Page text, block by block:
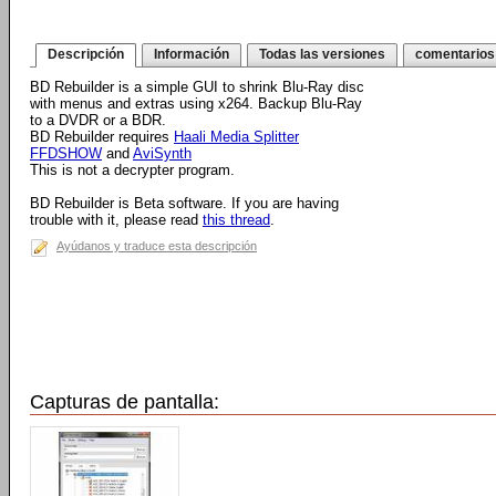
Descripción Información Todas las versiones comentarios
BD Rebuilder is a simple GUI to shrink Blu-Ray disc
with menus and extras using x264. Backup Blu-Ray
to a DVDR or a BDR.
BD Rebuilder requires Haali Media Splitter
FFDSHOW and AviSynth
This is not a decrypter program.
BD Rebuilder is Beta software. If you are having
trouble with it, please read this thread.
Ayúdanos y traduce esta descripción
Capturas de pantalla: